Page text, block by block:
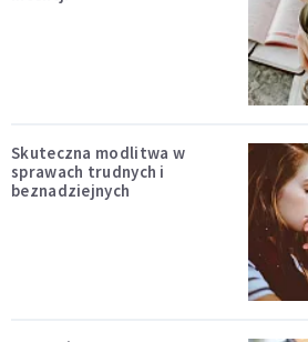
Skuteczna modlitwa w
sprawach trudnych i
beznadziejnych